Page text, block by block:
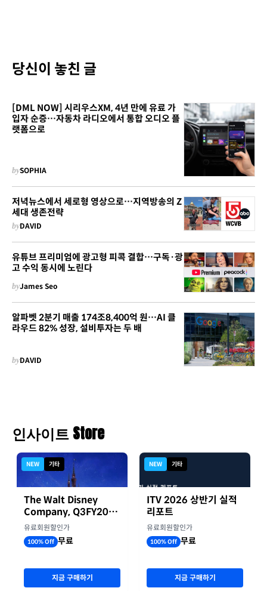
당신이 놓친 글
[DML NOW] 시리우스XM, 4년 만에 유료 가
입자 순증…자동차 라디오에서 통합 오디오 플
랫폼으로
bySOPHIA
저녁뉴스에서 세로형 영상으로…지역방송의 Z
세대 생존전략
byDAVID
유튜브 프리미엄에 광고형 피콕 결합…구독·광
고 수익 동시에 노린다
byJames Seo
알파벳 2분기 매출 174조8,400억 원…AI 클
라우드 82% 성장, 설비투자는 두 배
byDAVID
인사이트 Store
NEW 기타
The Walt Disney
Company, Q3FY2026
실적자료
유료회원할인가
100% Off 무료
지금 구매하기
NEW 기타
ITV 2026 상반기 실적
리포트
유료회원할인가
100% Off 무료
지금 구매하기